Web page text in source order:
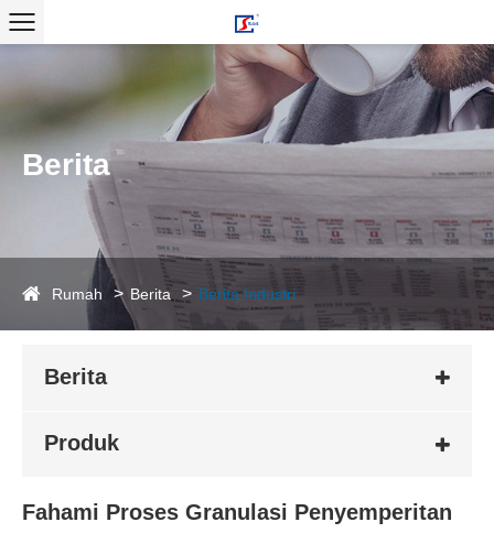
Berita
Rumah Berita Berita Industri
Berita
Produk
Fahami Proses Granulasi Penyemperitan